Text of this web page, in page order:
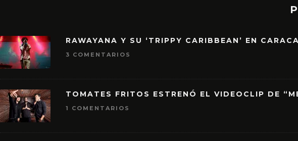
RAWAYANA Y SU ‘TRIPPY CARIBBEAN’ EN
3 COMENTARIOS
TOMATES FRITOS ESTRENÓ EL VIDEOCLIP DE
1 COMENTARIOS